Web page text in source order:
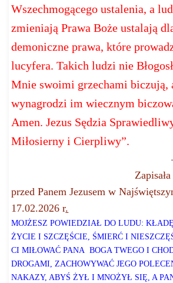
Wszechmogącego ustalenia, a
zmieniają Prawa Boże ustalają
demoniczne prawa, które
lucyfera. Takich ludzi nie
Mnie swoimi grzechami biczują,
wynagrodzi imwiecznym
Amen. Jezus Sędzia
Miłosierny i Cierpliwy”.
przed Panem Jezusem w
17.02.2026 r.
MOJŻESZ POWIEDZIAŁ DO LUDU:
ŻYCIE I SZCZĘŚCIE, ŚMIERĆ I
CI MIŁOWAĆ PANABOGA TWEGO I
DROGAMI, ZACHOWYWAĆ JEGO
NAKAZY, ABYŚ ŻYŁ I MNOŻYŁ SIĘ, A